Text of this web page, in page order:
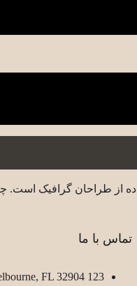
از طراحان گرافیک
تماس با ما
123 6th St. Melbourne, FL 32904